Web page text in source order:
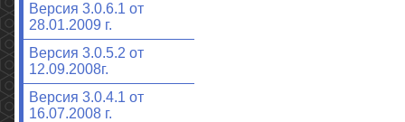
Версия 3.0.6.1 от
28.01.2009 г.
Версия 3.0.5.2 от
12.09.2008г.
Версия 3.0.4.1 от
16.07.2008 г.